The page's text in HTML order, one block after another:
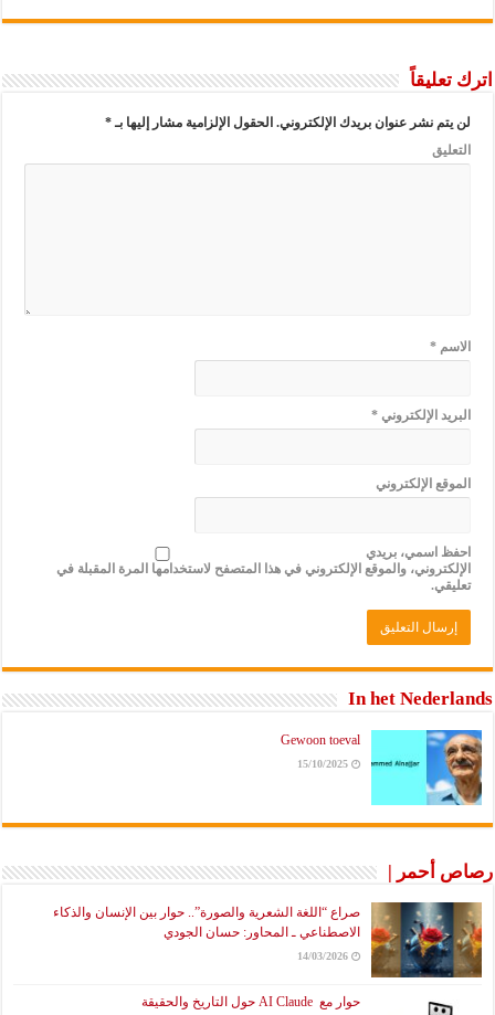
اترك تعليقاً
لن يتم نشر عنوان بريدك الإلكتروني. الحقول الإلزامية مشار إليها بـ*
التعليق
الاسم*
البريد الإلكتروني*
الموقع الإلكتروني
احفظ اسمي، بريدي
الإلكتروني، والموقع الإلكتروني في هذا المتصفح لاستخدامها المرة المقبلة في
تعليقي.
In het Nederlands
Gewoon toeval
15/10/2025
رصاص أحمر |
صراع “اللغة الشعرية والصورة”.. حوار بين الإنسان والذكاء
الاصطناعي ـ المحاور: حسان الجودي
14/03/2026
حوار مع AI Claude حول التاريخ والحقيقة